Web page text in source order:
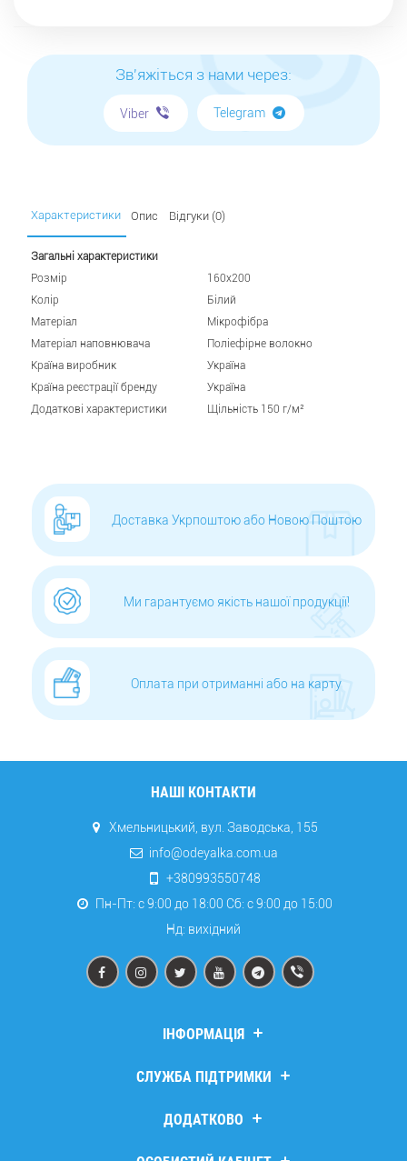
Зв'яжіться з нами через:
Viber Telegram
Характеристики Опис Відгуки (0)
Загальні характеристики
Розмір
160х200
Колір
Білий
Матеріал
Мікрофібра
Матеріал наповнювача
Поліефірне волокно
Країна виробник
Україна
Країна реєстрації бренду
Україна
Додаткові характеристики
Щільність 150 г/м²
Доставка Укрпоштою або Новою Поштою
Ми гарантуємо якість нашої продукції!
Оплата при отриманні або на карту
НАШІ КОНТАКТИ
Хмельницький, вул. Заводська, 155
info@odeyalka.com.ua
+380993550748
Пн-Пт: с 9:00 до 18:00 Сб: c 9:00 до 15:00
Нд: вихідний
ІНФОРМАЦІЯ
Про компанію
Повернення та обмін
СЛУЖБА ПІДТРИМКИ
Повернення товару
ДОДАТКОВО